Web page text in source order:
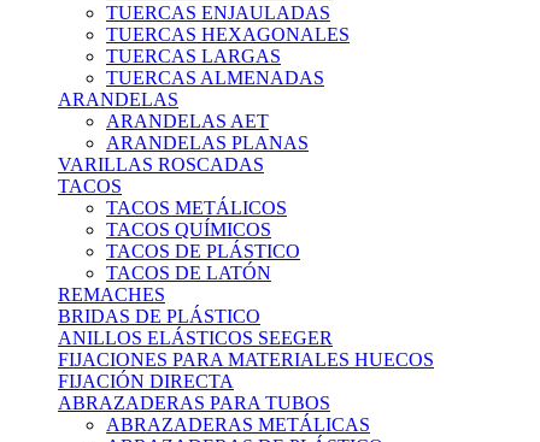
TUERCAS ENJAULADAS
TUERCAS HEXAGONALES
TUERCAS LARGAS
TUERCAS ALMENADAS
ARANDELAS
ARANDELAS AET
ARANDELAS PLANAS
VARILLAS ROSCADAS
TACOS
TACOS METÁLICOS
TACOS QUÍMICOS
TACOS DE PLÁSTICO
TACOS DE LATÓN
REMACHES
BRIDAS DE PLÁSTICO
ANILLOS ELÁSTICOS SEEGER
FIJACIONES PARA MATERIALES HUECOS
FIJACIÓN DIRECTA
ABRAZADERAS PARA TUBOS
ABRAZADERAS METÁLICAS